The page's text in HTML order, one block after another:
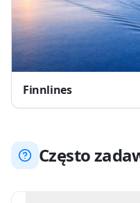
Finnlines
Często